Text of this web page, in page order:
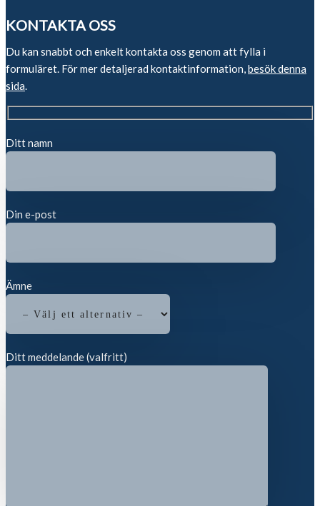
KONTAKTA OSS
Du kan snabbt och enkelt kontakta oss genom att fylla i
formuläret. För mer detaljerad kontaktinformation,besök denna
sida.
Ditt namn
Din e-post
Ämne
Ditt meddelande (valfritt)